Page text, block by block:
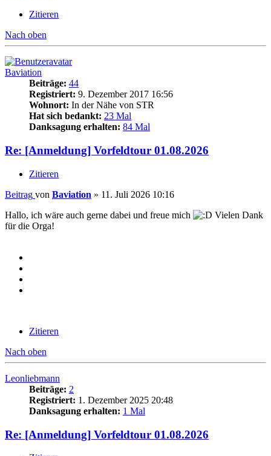
Zitieren
Nach oben
Baviation
Beiträge: 44
Registriert: 9. Dezember 2017 16:56
Wohnort: In der Nähe von STR
Hat sich bedankt: 23 Mal
Danksagung erhalten: 84 Mal
Re: [Anmeldung] Vorfeldtour 01.08.2026
Zitieren
Beitrag von Baviation » 11. Juli 2026 10:16
Hallo, ich wäre auch gerne dabei und freue mich
Vielen Dank
für die Orga!
Zitieren
Nach oben
Leonliebmann
Beiträge: 2
Registriert: 1. Dezember 2025 20:48
Danksagung erhalten: 1 Mal
Re: [Anmeldung] Vorfeldtour 01.08.2026